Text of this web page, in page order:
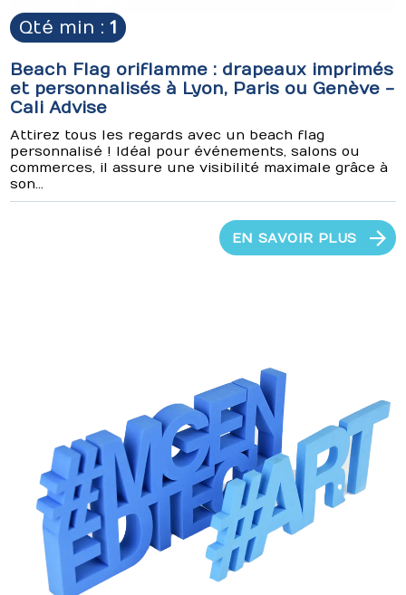
Qté min :1
Beach Flag oriflamme : drapeaux imprimés
et personnalisés à Lyon, Paris ou Genève -
Cali Advise
Attirez tous les regards avec un beach flag
personnalisé ! Idéal pour événements, salons ou
commerces, il assure une visibilité maximale grâce à
son...
EN SAVOIR PLUS